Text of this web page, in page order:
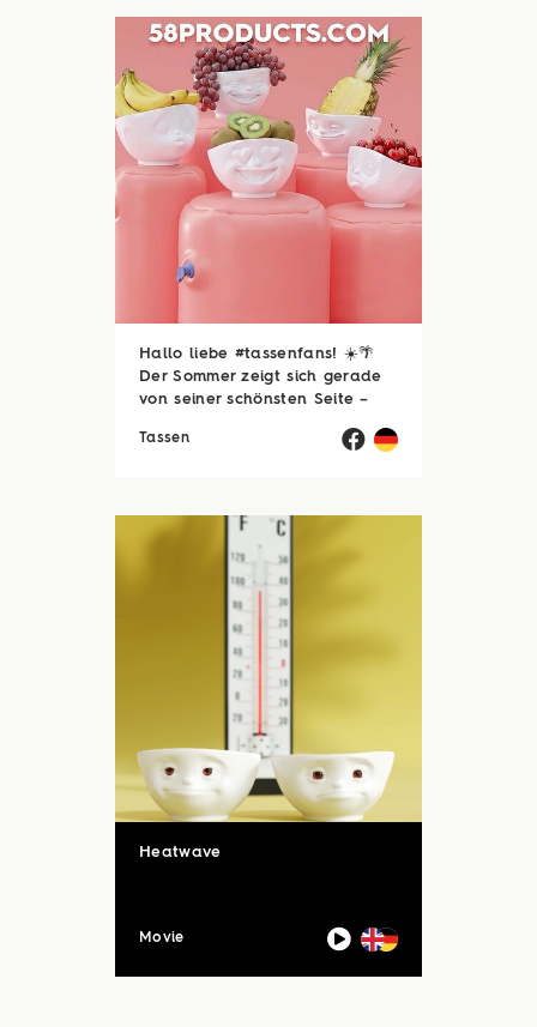
zum Beispiel ...
Hallo liebe #tassenfans! ☀️🌴
Der Sommer zeigt sich gerade
von seiner schönsten Seite –
einzelne Sonnenstunde! 😎☀️
Aktion mit vielen ...
Tassen
Heatwave
Movie